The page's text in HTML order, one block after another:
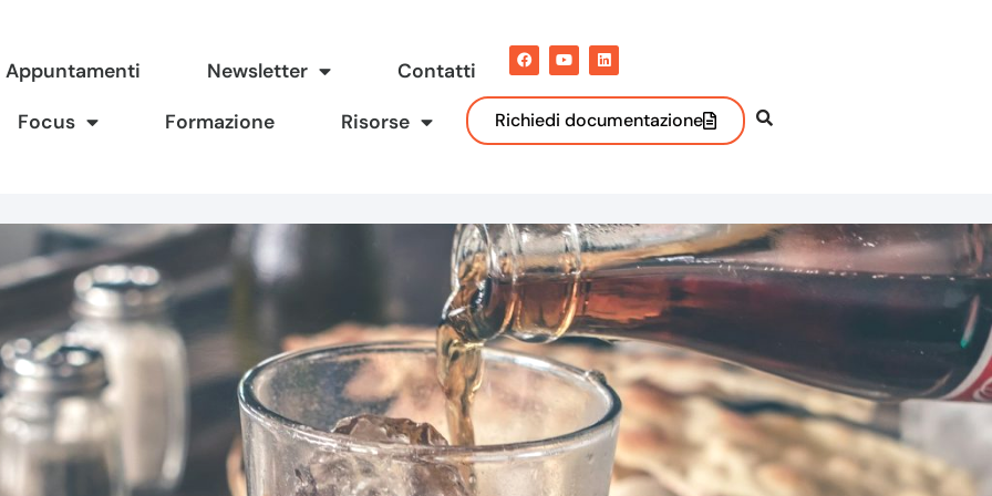
Appuntamenti Newsletter Contatti
Focus Formazione Risorse Richiedi documentazione